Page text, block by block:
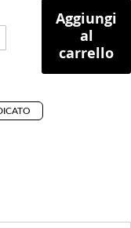
Aggiungi
al
carrello